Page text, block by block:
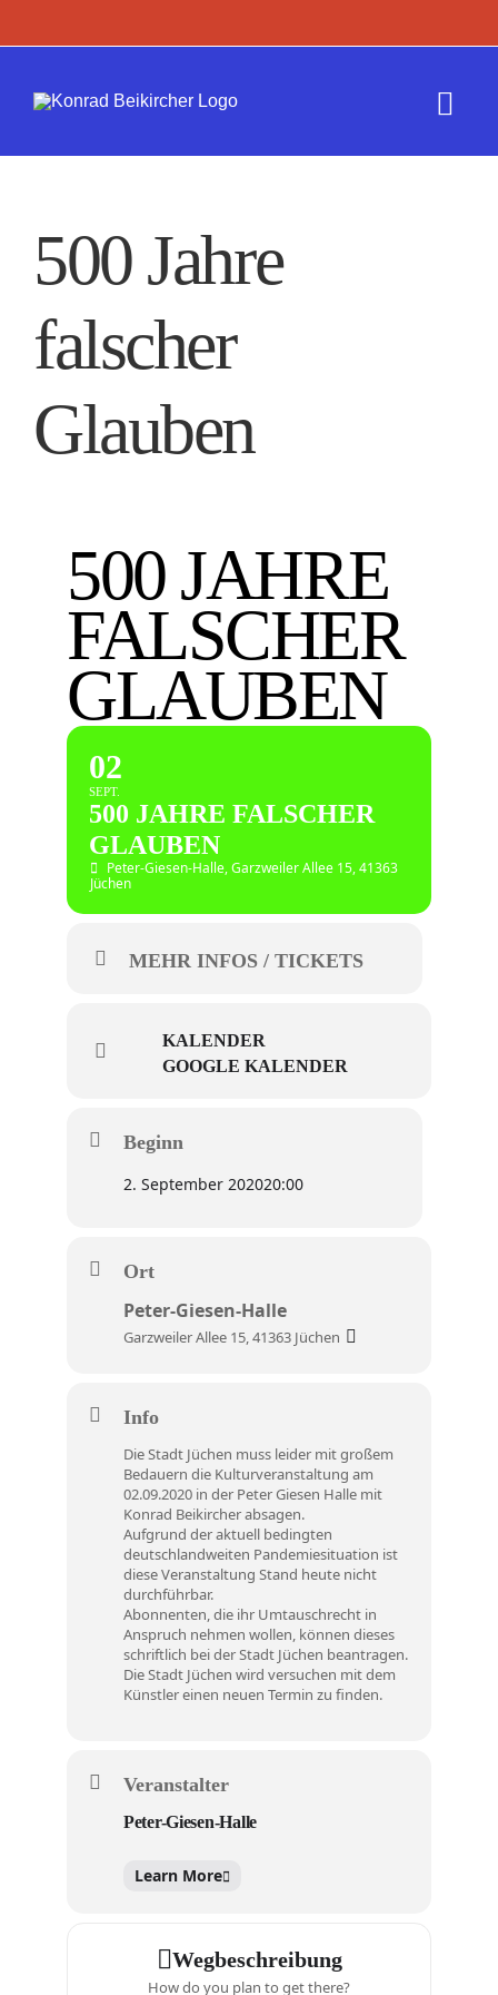
Inhalt
500 Jahre
falscher
Glauben
500 JAHRE
FALSCHER
GLAUBEN
02
SEPT.
500 JAHRE FALSCHER
GLAUBEN
Peter-Giesen-Halle, Garzweiler Allee 15, 41363
Jüchen
MEHR INFOS / TICKETS
KALENDER
GOOGLE KALENDER
Beginn
2. September 202020:00
Ort
Peter-Giesen-Halle
Garzweiler Allee 15, 41363 Jüchen
Info
Die Stadt Jüchen muss leider mit großem
Bedauern die Kulturveranstaltung am
02.09.2020 in der Peter Giesen Halle mit
Konrad Beikircher absagen.
Aufgrund der aktuell bedingten
deutschlandweiten Pandemiesituation ist
diese Veranstaltung Stand heute nicht
durchführbar.
Abonnenten, die ihr Umtauschrecht in
Anspruch nehmen wollen, können dieses
schriftlich bei der Stadt Jüchen beantragen.
Die Stadt Jüchen wird versuchen mit dem
Künstler einen neuen Termin zu finden.
Veranstalter
Peter-Giesen-Halle
Learn More
Wegbeschreibung
How do you plan to get there?